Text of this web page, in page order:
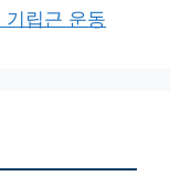
기립근 운동